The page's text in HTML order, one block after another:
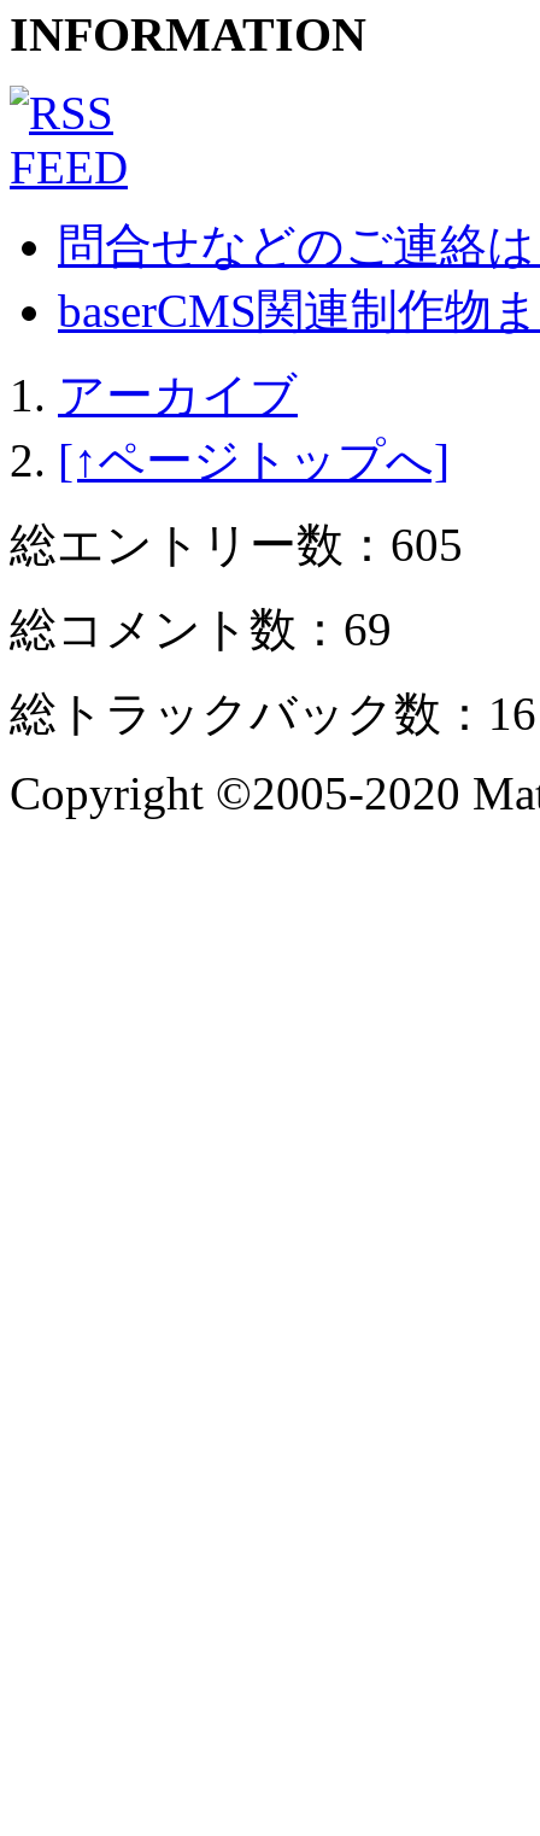
INFORMATION
問合せなどのご連絡
baserCMS関連制作物
アーカイブ
[↑ページトップへ]
総エントリー数：605
総コメント数：69
総トラックバック数：16
Copyright ©2005-2020